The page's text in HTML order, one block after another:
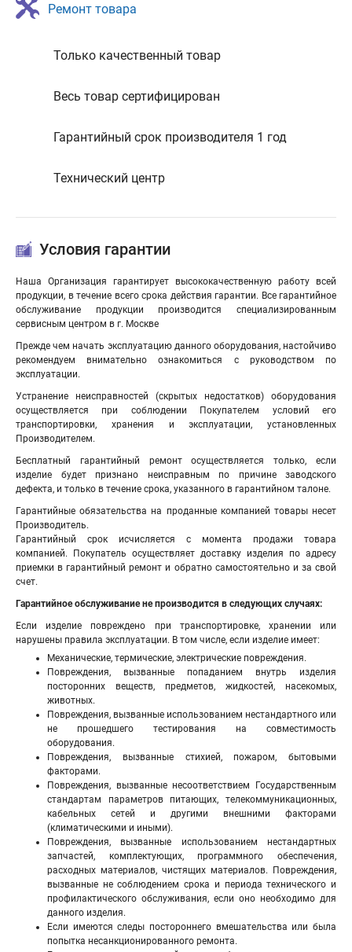
Ремонт товара
Только качественный товар
Весь товар сертифицирован
Гарантийный срок производителя 1 год
Технический центр
Условия гарантии
Наша Организация гарантирует высококачественную работу всей
продукции, в течение всего срока действия гарантии. Все гарантийное
обслуживание продукции производится специализированным
сервисным центром в г. Москве
Прежде чем начать эксплуатацию данного оборудования, настойчиво
рекомендуем внимательно ознакомиться с руководством по
эксплуатации.
Устранение неисправностей (скрытых недостатков) оборудования
осуществляется при соблюдении Покупателем условий его
транспортировки, хранения и эксплуатации, установленных
Производителем.
Бесплатный гарантийный ремонт осуществляется только, если
изделие будет признано неисправным по причине заводского
дефекта, и только в течение срока, указанного в гарантийном талоне.
Гарантийные обязательства на проданные компанией товары несет
Производитель.
Гарантийный срок исчисляется с момента продажи товара
компанией. Покупатель осуществляет доставку изделия по адресу
приемки в гарантийный ремонт и обратно самостоятельно и за свой
счет.
Гарантийное обслуживание не производится в следующих случаях:
Если изделие повреждено при транспортировке, хранении или
нарушены правила эксплуатации. В том числе, если изделие имеет:
Механические, термические, электрические повреждения.
Повреждения, вызванные попаданием внутрь изделия
посторонних веществ, предметов, жидкостей, насекомых,
животных.
Повреждения, вызванные использованием нестандартного или
не прошедшего тестирования на совместимость
оборудования.
Повреждения, вызванные стихией, пожаром, бытовыми
факторами.
Повреждения, вызванные несоответствием Государственным
стандартам параметров питающих, телекоммуникационных,
кабельных сетей и другими внешними факторами
(климатическими и иными).
Повреждения, вызванные использованием нестандартных
запчастей, комплектующих, программного обеспечения,
расходных материалов, чистящих материалов. Повреждения,
вызванные не соблюдением срока и периода технического и
профилактического обслуживания, если оно необходимо для
данного изделия.
Если имеются следы постороннего вмешательства или была
попытка несанкционированного ремонта.